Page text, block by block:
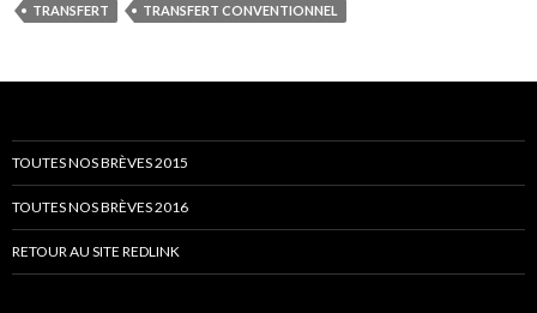
TRANSFERT
TRANSFERT CONVENTIONNEL
TOUTES NOS BRÈVES 2015
TOUTES NOS BRÈVES 2016
RETOUR AU SITE REDLINK